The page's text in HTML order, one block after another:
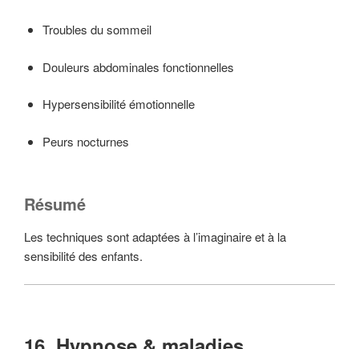
Troubles du sommeil
Douleurs abdominales fonctionnelles
Hypersensibilité émotionnelle
Peurs nocturnes
Résumé
Les techniques sont adaptées à l’imaginaire et à la
sensibilité des enfants.